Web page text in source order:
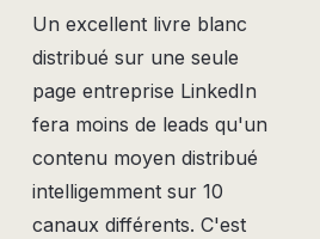
Un excellent livre blanc
distribué sur une seule
page entreprise LinkedIn
fera moins de leads qu'un
contenu moyen distribué
intelligemment sur 10
canaux différents. C'est